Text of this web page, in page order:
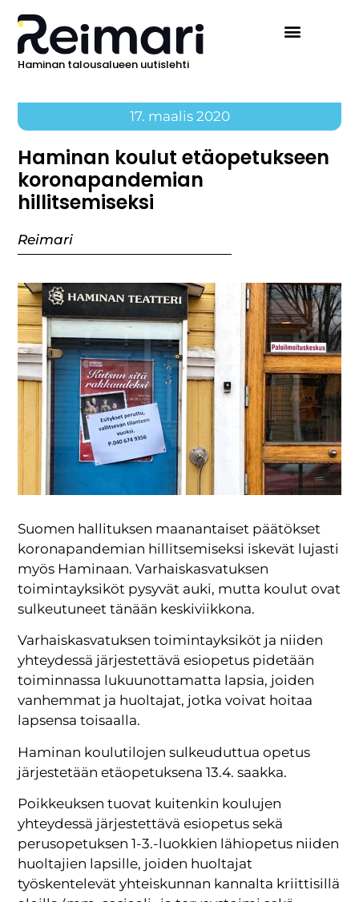
Haminan talousalueen uutislehti
17. maalis 2020
Haminan koulut etäopetukseen
koronapandemian
hillitsemiseksi
Reimari
Suomen hallituksen maanantaiset päätökset
koronapandemian hillitsemiseksi iskevät lujasti
myös Haminaan. Varhaiskasvatuksen
toimintayksiköt pysyvät auki, mutta koulut ovat
sulkeutuneet tänään keskiviikkona.
Varhaiskasvatuksen toimintayksiköt ja niiden
yhteydessä järjestettävä esiopetus pidetään
toiminnassa lukuunottamatta lapsia, joiden
vanhemmat ja huoltajat, jotka voivat hoitaa
lapsensa toisaalla.
Haminan koulutilojen sulkeuduttua opetus
järjestetään etäopetuksena 13.4. saakka.
Poikkeuksen tuovat kuitenkin koulujen
yhteydessä järjestettävä esiopetus sekä
perusopetuksen 1-3.-luokkien lähiopetus niiden
huoltajien lapsille, joiden huoltajat
työskentelevät yhteiskunnan kannalta kriittisillä